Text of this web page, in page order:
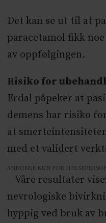
Det kan se ut til at
paracetamol fikk
av oppfølgingen.
Risiko for
Erdal påpeker at
demens har risiko
at
med et validert
ANNONSE KUN FOR
– Våre resultater
nevrologiske
hyppig ved bruk av